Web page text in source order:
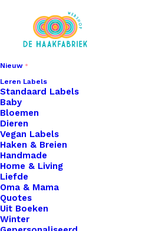
Nieuw
Leren Labels
Standaard Labels
Baby
Bloemen
Dieren
Vegan Labels
Haken & Breien
Handmade
Home & Living
Liefde
Oma & Mama
Quotes
Uit Boeken
Winter